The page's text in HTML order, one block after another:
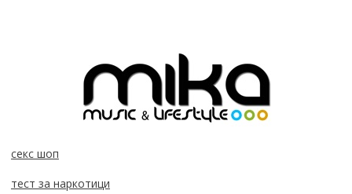
секс шоп
тест за наркотици